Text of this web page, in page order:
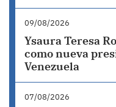
09/08/2026
Ysaura Teresa
como nueva
Venezuela
07/08/2026